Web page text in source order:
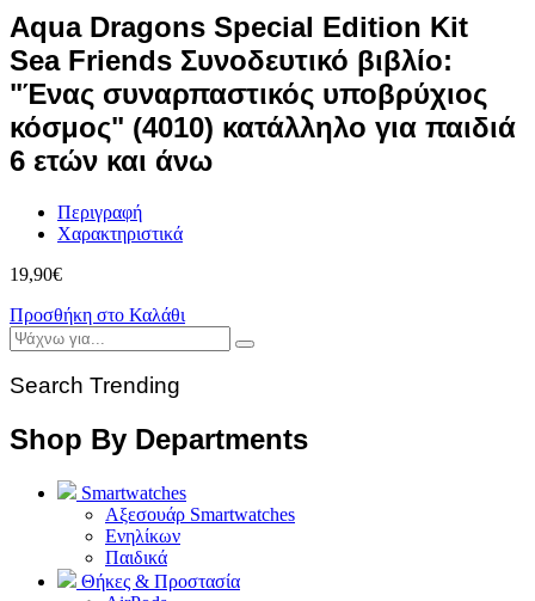
Aqua Dragons Special Edition Kit
Sea Friends Συνοδευτικό βιβλίο:
"Ένας συναρπαστικός υποβρύχιος
κόσμος" (4010) κατάλληλο για παιδιά
6 ετών και άνω
Περιγραφή
Χαρακτηριστικά
19,90€
Προσθήκη στο Καλάθι
Search Trending
Shop By Departments
Smartwatches
Αξεσουάρ Smartwatches
Ενηλίκων
Παιδικά
Θήκες & Προστασία